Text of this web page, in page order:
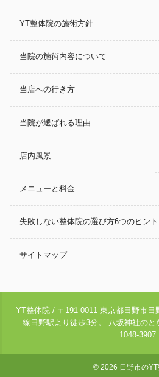
YT整体院の施術方針
当院の施術内容について
当店への行き方
当院が選ばれる理由
店内風景
メニューと料金
失敗しない整体院の選び方6つのヒント
サイトマップ
YT整体院 / 〒191-0011 東京都日野市
線日野駅より徒歩3分。 八坂神社の
1048-3907
© 2026 日野市の